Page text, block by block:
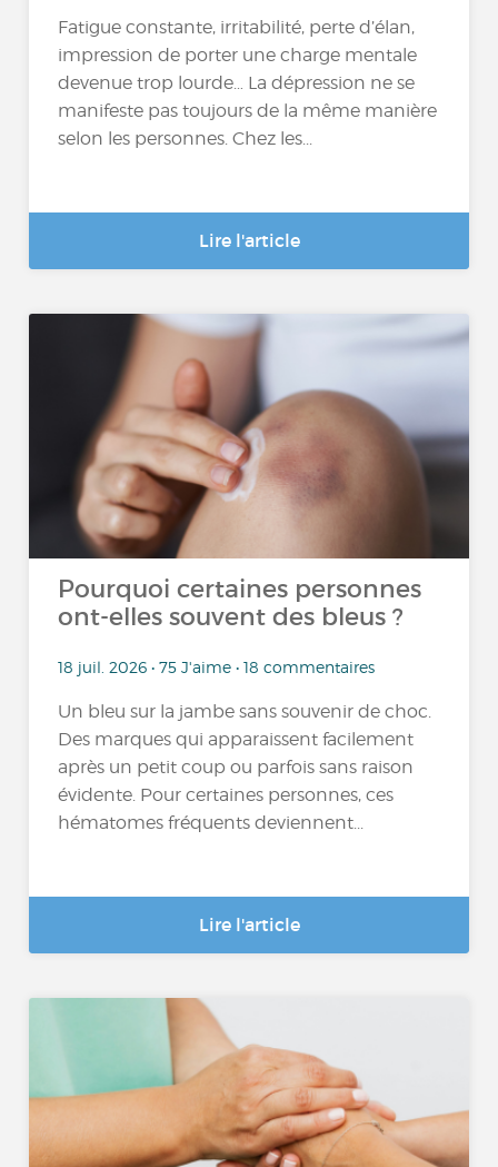
Fatigue constante, irritabilité, perte d’élan,
impression de porter une charge mentale
devenue trop lourde… La dépression ne se
manifeste pas toujours de la même manière
selon les personnes. Chez les...
Lire l'article
Pourquoi certaines personnes
ont-elles souvent des bleus ?
18 juil. 2026 • 75 J'aime • 18 commentaires
Un bleu sur la jambe sans souvenir de choc.
Des marques qui apparaissent facilement
après un petit coup ou parfois sans raison
évidente. Pour certaines personnes, ces
hématomes fréquents deviennent...
Lire l'article